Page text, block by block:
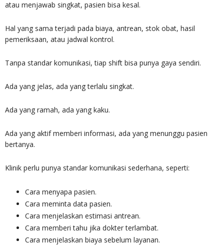
atau menjawab singkat, pasien bisa kesal.
Hal yang sama terjadi pada biaya, antrean, stok obat, hasil
pemeriksaan, atau jadwal kontrol.
Tanpa standar komunikasi, tiap shift bisa punya gaya sendiri.
Ada yang jelas, ada yang terlalu singkat.
Ada yang ramah, ada yang kaku.
Ada yang aktif memberi informasi, ada yang menunggu pasien
bertanya.
Klinik perlu punya standar komunikasi sederhana, seperti:
Cara menyapa pasien.
Cara meminta data pasien.
Cara menjelaskan estimasi antrean.
Cara memberi tahu jika dokter terlambat.
Cara menjelaskan biaya sebelum layanan.